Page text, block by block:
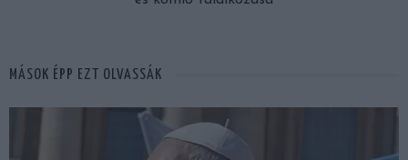
MÁSOK ÉPP EZT OLVASSÁK